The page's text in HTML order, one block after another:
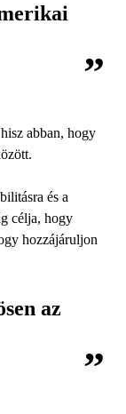
abban, hogy
és a
célja, hogy
hozzájáruljon
az